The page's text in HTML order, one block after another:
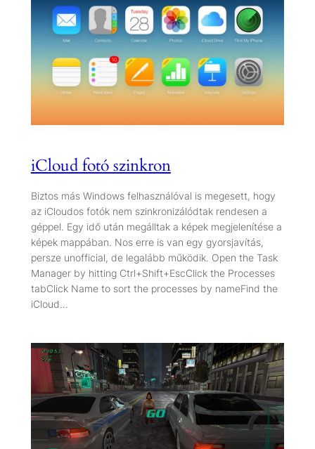
iCloud fotó szinkron
Biztos más Windows felhasználóval is megesett, hogy
az iCloudos fotók nem szinkronizálódtak rendesen a
géppel. Egy idő után megálltak a képek megjelenítése a
képek mappában. Nos erre is van egy gyorsjavítás,
persze unofficial, de legalább működik. Open the Task
Manager by hitting Ctrl+Shift+EscClick the Processes
tabClick Name to sort the processes by nameFind the
iCloud…